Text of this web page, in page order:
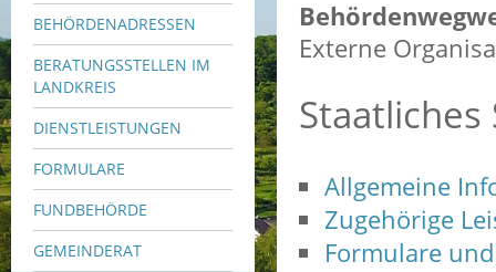
BEHÖRDENADRESSEN
BERATUNGSSTELLEN IM
LANDKREIS
DIENSTLEISTUNGEN
FORMULARE
FUNDBEHÖRDE
GEMEINDERAT
Externe
Allgemeine
Zugehörige
Formulare